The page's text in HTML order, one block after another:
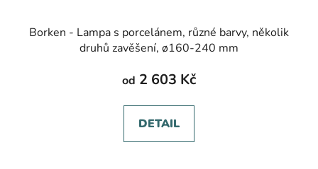
Borken - Lampa s porcelánem, různé barvy, několik
druhů zavěšení, ø160-240 mm
od 2 603 Kč
DETAIL